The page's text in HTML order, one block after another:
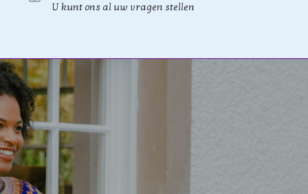
U kunt ons al uw vragen stellen